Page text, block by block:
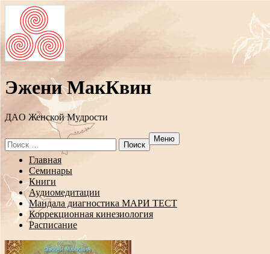
Эжени МакКвин
ДAO Женской Мудрости
Search
for:
Меню
Перейти
содержанию
Главная
Семинары
Книги
Аудиомедитации
Мандала диагностика МАРИ ТЕСТ
Коррекционная кинезиология
Расписание